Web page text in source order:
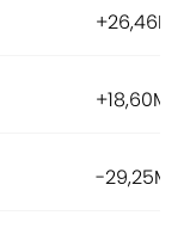
+26,46M€
+18,60M€
-29,25M€